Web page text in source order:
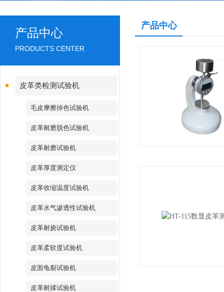
产品中心
PRODUCTS CENTER
皮革类检测试验机
毛皮摩擦掉色试验机
皮革耐磨脱色试验机
皮革耐磨试验机
皮革厚度测定仪
皮革收缩温度试验机
皮革水气渗透性试验机
皮革耐挠试验机
皮革柔软度试验机
皮面龟裂试验机
皮革耐揉试验机
产品中心